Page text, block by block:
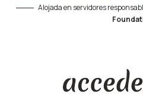
Alojada en servidores